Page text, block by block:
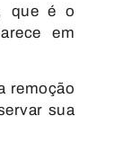
que é o
em
remoção
sua